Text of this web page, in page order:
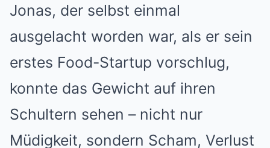
Jonas, der selbst einmal
ausgelacht worden war, als er sein
erstes Food-Startup vorschlug,
konnte das Gewicht auf ihren
Schultern sehen – nicht nur
Müdigkeit, sondern Scham, Verlust